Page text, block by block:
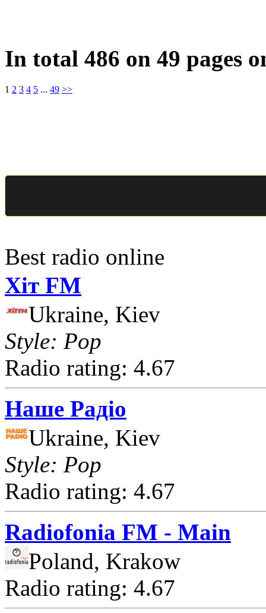
In total 486 on 49 pages
1 2 3 4 5 ... 49 >>
Best radio online
Хіт FM
Ukraine, Kiev
Style: Pop
Radio rating: 4.67
Наше Радіо
Ukraine, Kiev
Style: Pop
Radio rating: 4.67
Radiofonia FM - Main
Poland, Krakow
Radio rating: 4.67